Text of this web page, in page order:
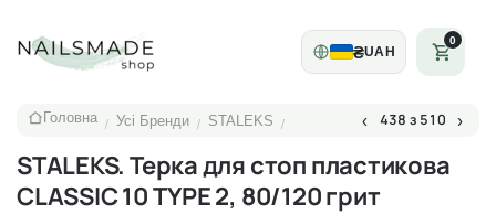
₴UAH
0
Головна / Усі Бренди / STALEKS / ‹ 438 з 510 ›
STALEKS. Терка для стоп пластикова
CLASSIC 10 TYPE 2, 80/120 грит